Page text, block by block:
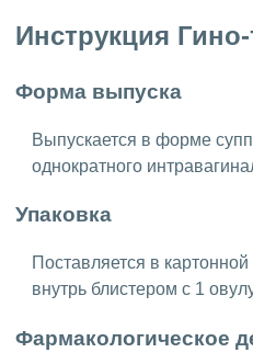
Инструкция Гино-
Форма выпуска
Выпускается в форме
однократного
Упаковка
Поставляется в
внутрь блистером с 1
Фармакологическое